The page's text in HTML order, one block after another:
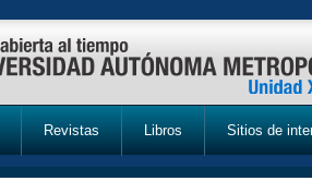
Revistas Libros Sitios de